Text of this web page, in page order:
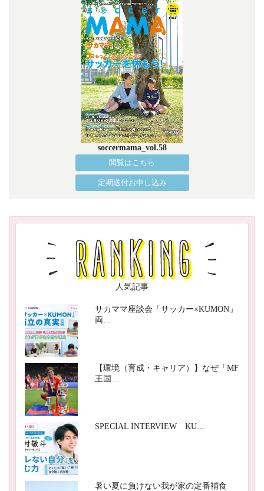
soccermama_vol.58
閲覧はこちら
定期送付お申し込み
人気記事
サカママ座談会「サッカー×KUMON」
両…
【環境（育成・キャリア）】なぜ「MF
王国…
SPECIAL INTERVIEW KU…
暑い夏に負けない我が家の定番補食